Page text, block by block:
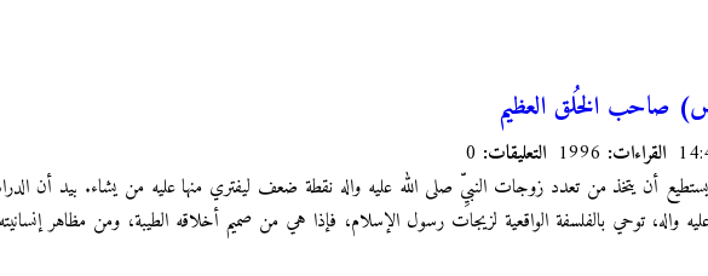
صاحب الخُلق العظيم
القراءات: التعليقات:
أن يتخذ من تعدد زوجات النبيِّ صلى الله عليه واله نقطة ضعف ليفتري منها عليه من يشاء. بيد أن
واله، توحي بالفلسفة الواقعية لزيجات رسول الإسلام، فإذا هي من صميم أخلاقه الطيبة، ومن مظاهر